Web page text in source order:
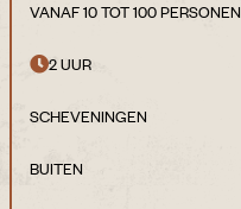
VANAF 10 TOT 100 PERSONEN
2 UUR
SCHEVENINGEN
BUITEN